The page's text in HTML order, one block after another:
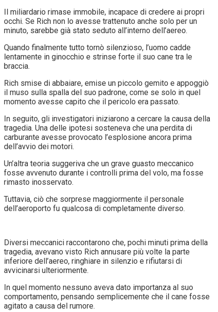
Il miliardario rimase immobile, incapace di credere ai propri
occhi. Se Rich non lo avesse trattenuto anche solo per un
minuto, sarebbe già stato seduto all’interno dell’aereo.
Quando finalmente tutto tornò silenzioso, l’uomo cadde
lentamente in ginocchio e strinse forte il suo cane tra le
braccia.
Rich smise di abbaiare, emise un piccolo gemito e appoggiò
il muso sulla spalla del suo padrone, come se solo in quel
momento avesse capito che il pericolo era passato.
In seguito, gli investigatori iniziarono a cercare la causa della
tragedia. Una delle ipotesi sosteneva che una perdita di
carburante avesse provocato l’esplosione ancora prima
dell’avvio dei motori.
Un’altra teoria suggeriva che un grave guasto meccanico
fosse avvenuto durante i controlli prima del volo, ma fosse
rimasto inosservato.
Tuttavia, ciò che sorprese maggiormente il personale
dell’aeroporto fu qualcosa di completamente diverso.
Diversi meccanici raccontarono che, pochi minuti prima della
tragedia, avevano visto Rich annusare più volte la parte
inferiore dell’aereo, ringhiare in silenzio e rifiutarsi di
avvicinarsi ulteriormente.
In quel momento nessuno aveva dato importanza al suo
comportamento, pensando semplicemente che il cane fosse
agitato a causa del rumore.